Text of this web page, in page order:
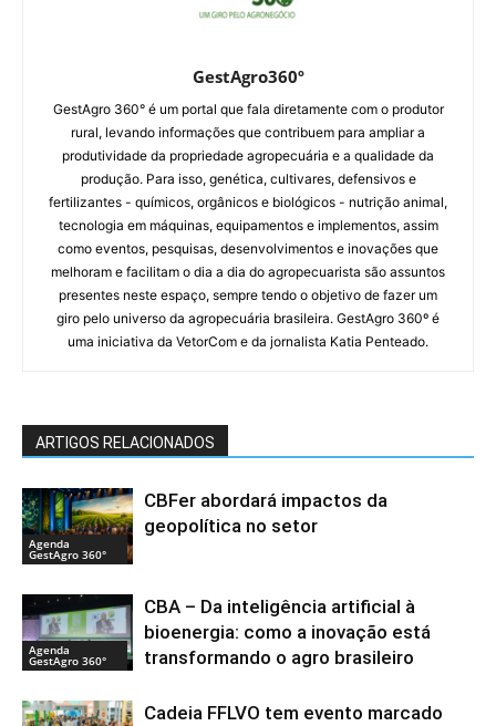
GestAgro360º
GestAgro 360° é um portal que fala diretamente com o produtor
rural, levando informações que contribuem para ampliar a
produtividade da propriedade agropecuária e a qualidade da
produção. Para isso, genética, cultivares, defensivos e
fertilizantes - químicos, orgânicos e biológicos - nutrição animal,
tecnologia em máquinas, equipamentos e implementos, assim
como eventos, pesquisas, desenvolvimentos e inovações que
melhoram e facilitam o dia a dia do agropecuarista são assuntos
presentes neste espaço, sempre tendo o objetivo de fazer um
giro pelo universo da agropecuária brasileira. GestAgro 360º é
uma iniciativa da VetorCom e da jornalista Katia Penteado.
ARTIGOS RELACIONADOS
Agenda
GestAgro 360°
CBFer abordará impactos da
geopolítica no setor
Agenda
GestAgro 360°
CBA – Da inteligência artificial à
bioenergia: como a inovação está
transformando o agro brasileiro
Cadeia FFLVO tem evento marcado